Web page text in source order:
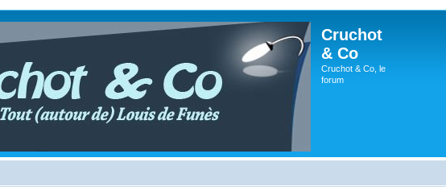
Cruchot
& Co
Cruchot & Co, le
forum